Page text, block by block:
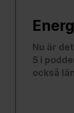
Nu är
5 i
också